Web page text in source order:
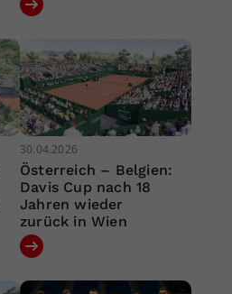
30.04.2026
Österreich – Belgien:
Davis Cup nach 18
Jahren wieder
zurück in Wien